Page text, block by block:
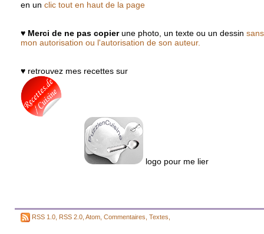
en un clic tout en haut de la page
♥ Merci de ne pas copierune photo, un texte ou un dessin sans
mon autorisation ou l'autorisation de son auteur.
♥ retrouvez mes recettes sur
logo pour me lier
RSS 1.0 RSS 2.0 Atom Commentaires Textes